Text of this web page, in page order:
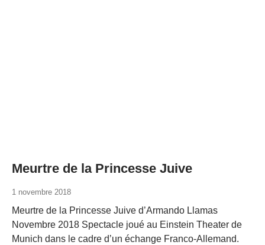
Meurtre de la Princesse Juive
1 novembre 2018
Meurtre de la Princesse Juive d’Armando Llamas
Novembre 2018 Spectacle joué au Einstein Theater de
Munich dans le cadre d’un échange Franco-Allemand.